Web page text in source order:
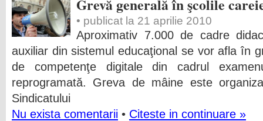
Grevă generală în şcolile
• publicat la 21 aprilie 2010
Aproximativ 7.000 de cadre
auxiliar din sistemul educaţional se vor afla în
de competenţe digitale din cadrul
reprogramată. Greva de mâine este
Sindicatului
Nu exista comentarii • Citeste in continuare »